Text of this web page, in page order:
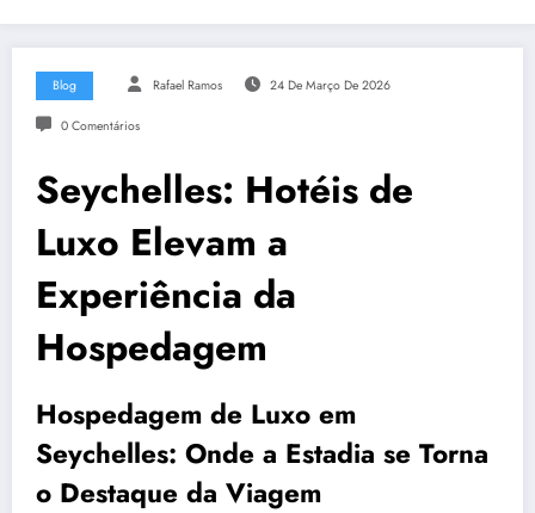
Blog Rafael Ramos 24 De Março De 2026
0 Comentários
Seychelles: Hotéis de
Luxo Elevam a
Experiência da
Hospedagem
Hospedagem de Luxo em
Seychelles: Onde a Estadia se Torna
o Destaque da Viagem